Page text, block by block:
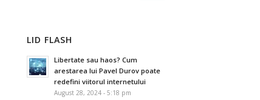
LID FLASH
Libertate sau haos? Cum
arestarea lui Pavel Durov poate
redefini viitorul internetului
August 28, 2024 - 5:18 pm